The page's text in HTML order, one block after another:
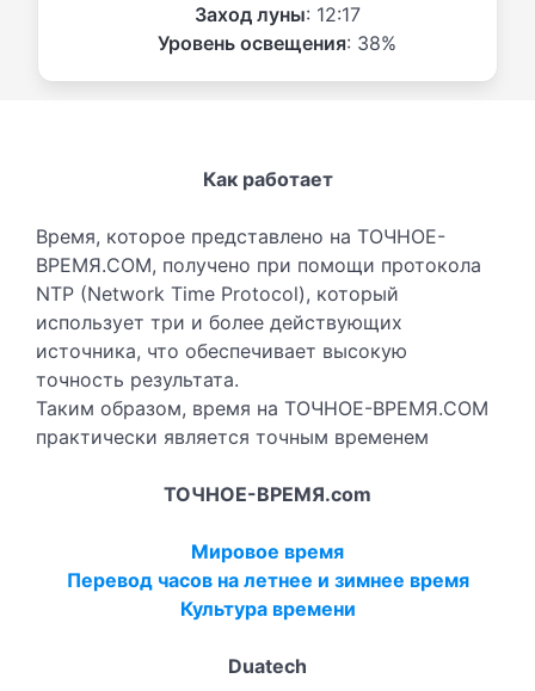
Заход луны: 12:17
Уровень освещения: 38%
Как работает
Время, которое представлено на ТОЧНОЕ-
ВРЕМЯ.COM, получено при помощи протокола
NTP (Network Time Protocol), который
использует три и более действующих
источника, что обеспечивает высокую
точность результата.
Таким образом, время на ТОЧНОЕ-ВРЕМЯ.COM
практически является точным временем
ТОЧНОЕ-ВРЕМЯ.com
Мировое время
Перевод часов на летнее и зимнее время
Культура времени
Duatech